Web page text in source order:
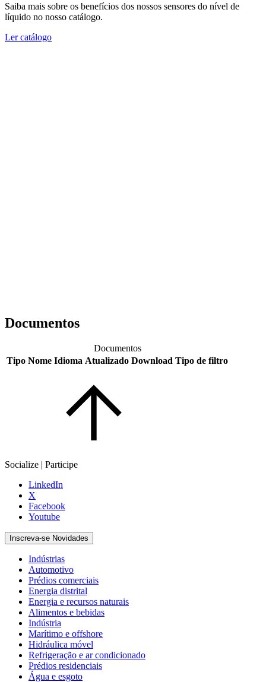
Saiba mais sobre os benefícios dos nossos sensores do nível de
líquido no nosso catálogo.
Ler catálogo
Documentos
Documentos
Tipo Nome Idioma Atualizado Download Tipo de filtro
Socialize | Participe
LinkedIn
X
Facebook
Youtube
Inscreva-se Novidades
Indústrias
Automotivo
Prédios comerciais
Energia distrital
Energia e recursos naturais
Alimentos e bebidas
Indústria
Marítimo e offshore
Hidráulica móvel
Refrigeração e ar condicionado
Prédios residenciais
Água e esgoto